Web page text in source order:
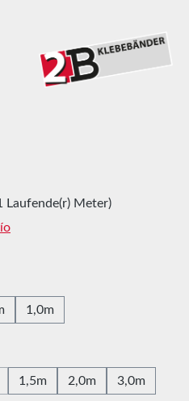
Laufende(r) Meter)
1,0m
momento.)
en este momento.)
está disponible en este momento.)
opción no está disponible en este
1,5m 2,0m 3,0m